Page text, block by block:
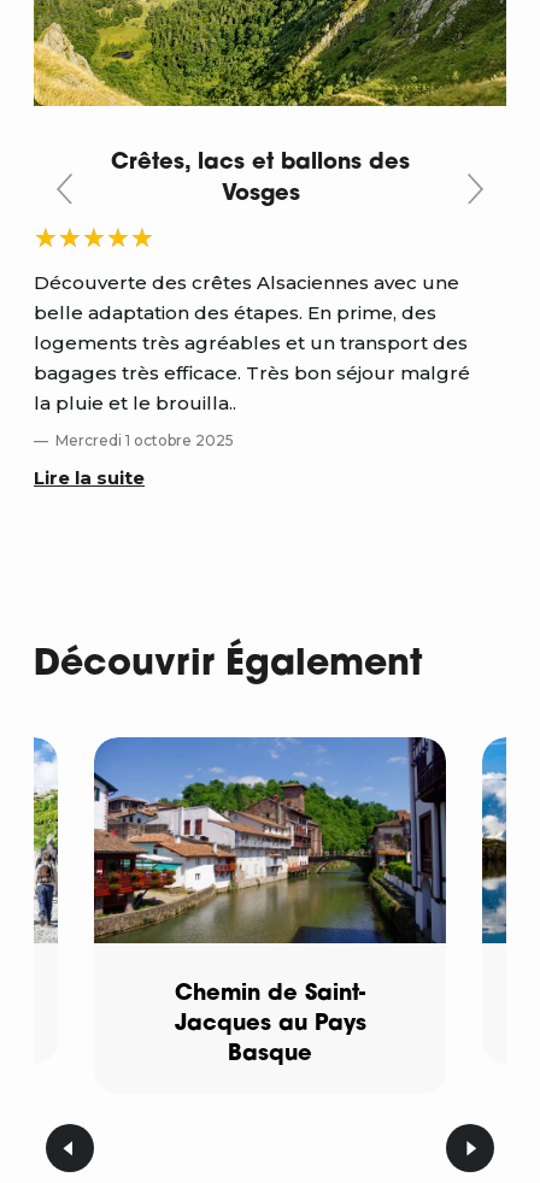
Crêtes, lacs et ballons des
Vosges
Découverte des crêtes Alsaciennes avec une
belle adaptation des étapes. En prime, des
logements très agréables et un transport des
bagages très efficace. Très bon séjour malgré
la pluie et le brouilla..
Mercredi 1 octobre 2025
Lire la suite
Découvrir Également
Chemin de Saint-
Jacques au Pays
Basque